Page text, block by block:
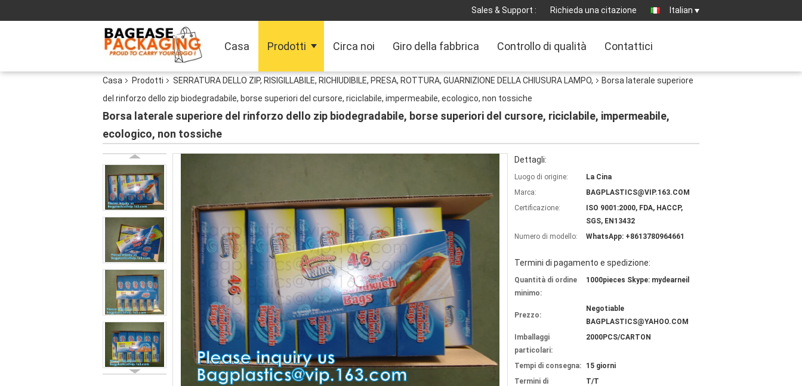
Sales & Support : Richieda una citazione Italian
Casa Prodotti Circa noi Giro della fabbrica Controllo di qualità Contattici
Casa Prodotti SERRATURA DELLO ZIP, RISIGILLABILE, RICHIUDIBILE, PRESA, ROTTURA, GUARNIZIONE DELLA CHIUSURA LAMPO,
Borsa laterale superiore
del rinforzo dello zip biodegradabile, borse superiori del cursore, riciclabile, impermeabile, ecologico, non tossiche
Borsa laterale superiore del rinforzo dello zip biodegradabile, borse superiori del cursore, riciclabile, impermeabile,
ecologico, non tossiche
Dettagli:
Luogo di origine:
La Cina
Marca:
BAGPLASTICS@VIP.163.COM
Certificazione:
ISO 9001:2000, FDA, HACCP,
SGS, EN13432
Numero di modello:
WhatsApp: +8613780964661
Termini di pagamento e spedizione:
Quantità di ordine
minimo:
1000pieces Skype: mydearneil
Prezzo:
Negotiable
BAGPLASTICS@YAHOO.COM
Imballaggi
particolari:
2000PCS/CARTON
Tempi di consegna:
15 giorni
Termini di
T/T